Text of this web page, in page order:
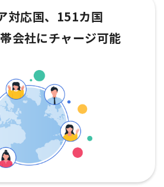
対応国、151カ国
会社にチャージ可能